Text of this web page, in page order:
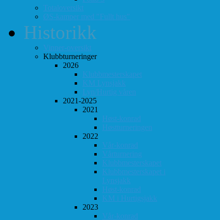
Totaloversikt
ØS-kamper med "Fullt hus"
Historikk
Vinner-oversikt
Klubbturneringer
2026
Klubbmesterskapet
KM Lynsjakk
Lyn/Hurtig våren
2021-2025
2021
Høst-konrad
Høstturneringen
2022
Vår-konrad
Vårturnering
Klubbmesterskapet
Klubbmesterskapet i
Lynsjakk
Høst-konrad
KM i Hurtigsjakk
2023
Vår-konrad